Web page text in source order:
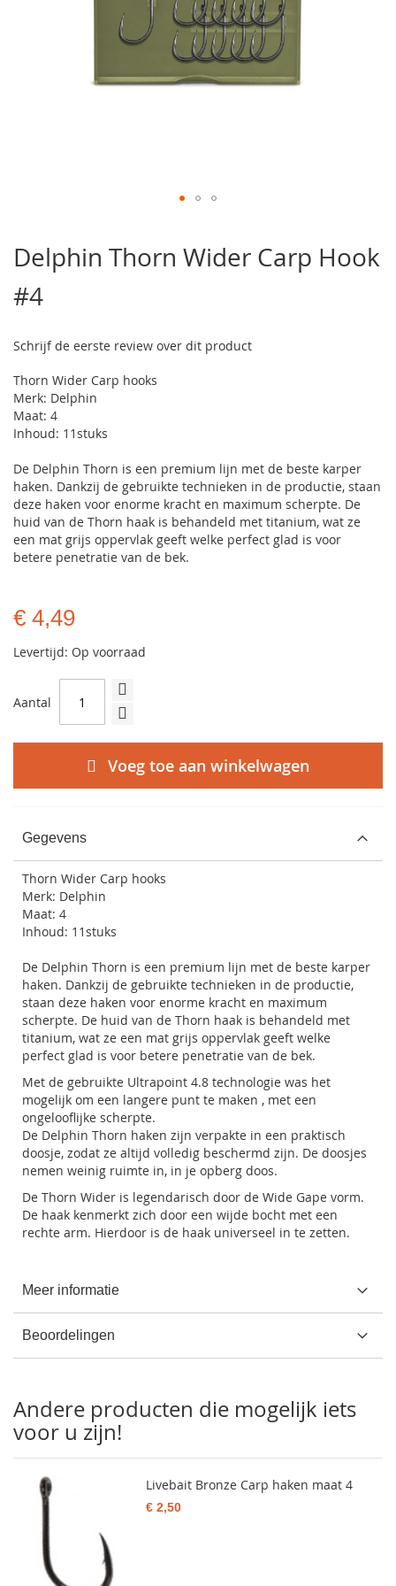
het
begin
van
de
gallerij
Delphin Thorn Wider Carp Hook
#4
Schrijf de eerste review over dit product
Thorn Wider Carp hooks
Merk: Delphin
Maat: 4
Inhoud: 11stuks
De Delphin Thorn is een premium lijn met de beste karper
haken. Dankzij de gebruikte technieken in de productie, staan
deze haken voor enorme kracht en maximum scherpte. De
huid van de Thorn haak is behandeld met titanium, wat ze
een mat grijs oppervlak geeft welke perfect glad is voor
betere penetratie van de bek.
€ 4,49
Levertijd: Op voorraad
Aantal
Voeg toe aan winkelwagen
Gegevens
Thorn Wider Carp hooks
Merk: Delphin
Maat: 4
Inhoud: 11stuks
De Delphin Thorn is een premium lijn met de beste karper
haken. Dankzij de gebruikte technieken in de productie,
staan deze haken voor enorme kracht en maximum
scherpte. De huid van de Thorn haak is behandeld met
titanium, wat ze een mat grijs oppervlak geeft welke
perfect glad is voor betere penetratie van de bek.
Met de gebruikte Ultrapoint 4.8 technologie was het
mogelijk om een langere punt te maken , met een
ongelooflijke scherpte.
De Delphin Thorn haken zijn verpakte in een praktisch
doosje, zodat ze altijd volledig beschermd zijn. De doosjes
nemen weinig ruimte in, in je opberg doos.
De Thorn Wider is legendarisch door de Wide Gape vorm.
De haak kenmerkt zich door een wijde bocht met een
rechte arm. Hierdoor is de haak universeel in te zetten.
Meer informatie
Beoordelingen
Andere producten die mogelijk iets
voor u zijn!
Livebait Bronze Carp haken maat 4
€ 2,50